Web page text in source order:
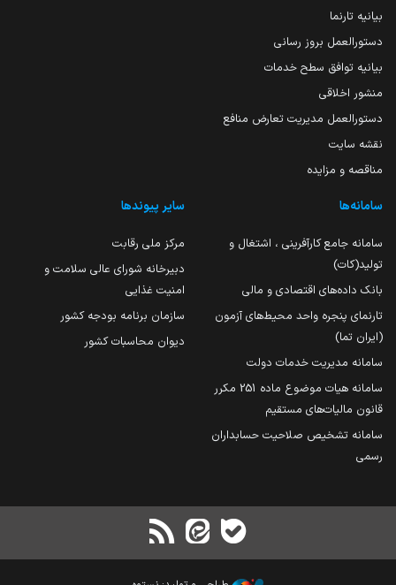
بیانیه تارنما
دستورالعمل بروز رسانی
بیانیه توافق سطح خدمات
منشور اخلاقی
دستورالعمل مدیریت تعارض منافع
نقشه سایت
مناقصه و مزایده
سامانه‌ها
سامانه جامع کارآفرینی ، اشتغال و
تولید(کات)
بانک داده‌های اقتصادی و مالی
تارنمای پنجره واحد محیط‌های آزمون
(ایران تما)
سامانه مدیریت خدمات دولت
سامانه هیات موضوع ماده 251 مکرر
قانون مالیات‌های مستقیم
سامانه تشخیص صلاحیت حسابداران
رسمی
سایر پیوندها
مرکز ملی رقابت
دبیرخانه شورای عالی سلامت و
امنیت غذایی
سازمان برنامه بودجه کشور
دیوان محاسبات کشور